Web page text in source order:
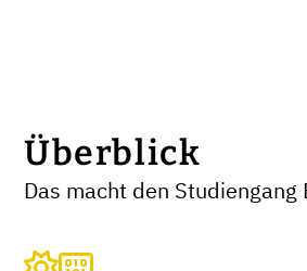
Überblick
Das macht den